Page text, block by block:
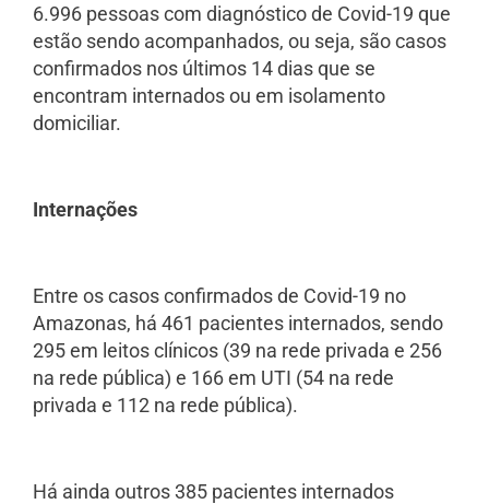
6.996 pessoas com diagnóstico de Covid-19 que
estão sendo acompanhados, ou seja, são casos
confirmados nos últimos 14 dias que se
encontram internados ou em isolamento
domiciliar.
Internações
Entre os casos confirmados de Covid-19 no
Amazonas, há 461 pacientes internados, sendo
295 em leitos clínicos (39 na rede privada e 256
na rede pública) e 166 em UTI (54 na rede
privada e 112 na rede pública).
Há ainda outros 385 pacientes internados